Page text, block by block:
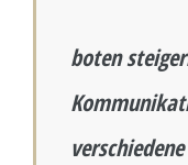
boten